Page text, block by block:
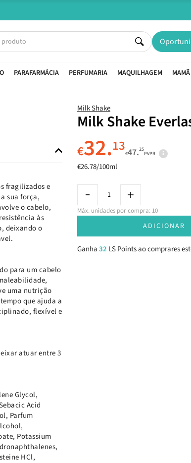
PARAFARMÁCIA PERFUMARIA MAQUILHAGEM
fragilizados e
sua força,
o cabelo,
às
deixando o
para um cabelo
uma nutrição
que ajuda a
flexível e
atuar entre 3
Glycol,
Acid
Parfum
Potassium
HCl,
Milk Shake
Milk Shake
€32.13€47.25
PVPR
€26.78/100ml
Máx. unidades por compra: 10
ADICIONAR
Ganha32 LS Points ao comprares